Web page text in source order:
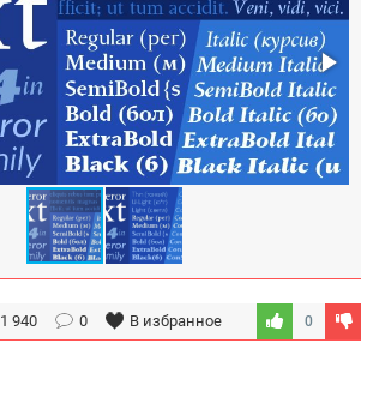
1 940 0 В избранное 0